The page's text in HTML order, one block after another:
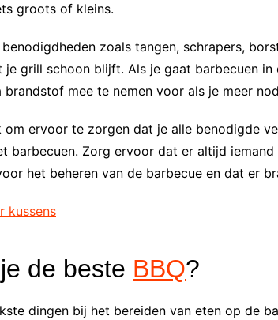
groots of kleins.
zoals tangen, schrapers,
grill schoon blijft. Als je gaat barbecuen
mee te nemen voor als je meer
ervoor te zorgen dat je alle benodigde
barbecuen. Zorg ervoor dat er altijd iemand
het beheren van de barbecue en dat er
kussens
de beste BBQ?
dingen bij het bereiden van eten op de